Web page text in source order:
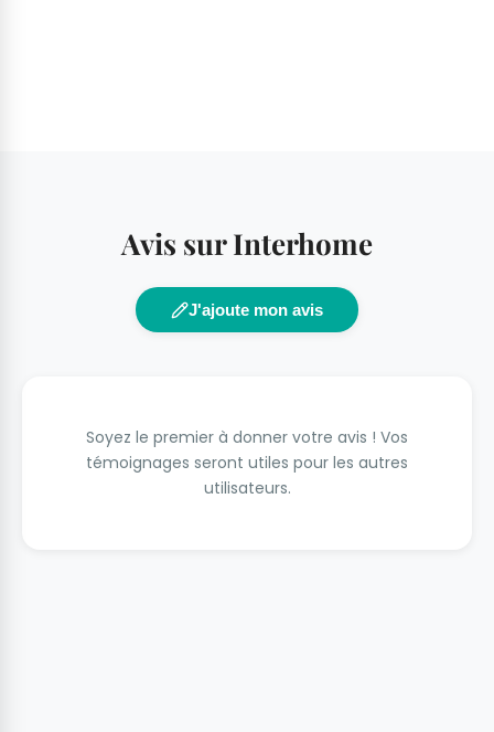
Avis sur Interhome
J'ajoute mon avis
Soyez le premier à donner votre avis ! Vos
témoignages seront utiles pour les autres
utilisateurs.